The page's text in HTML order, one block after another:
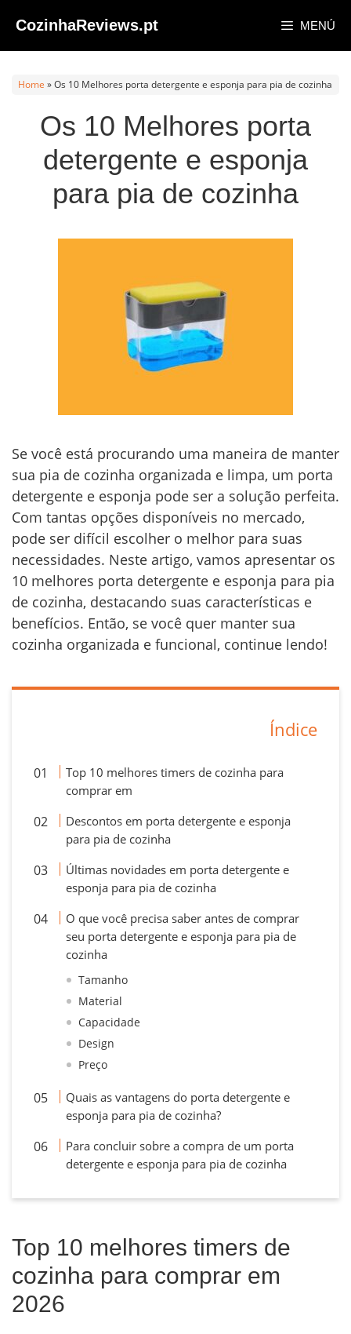
contenido
CozinhaReviews.pt MENÚ
Home »Os 10 Melhores porta detergente e esponja para pia de cozinha
Os 10 Melhores porta
detergente e esponja
para pia de cozinha
Se você está procurando uma maneira de manter
sua pia de cozinha organizada e limpa, um porta
detergente e esponja pode ser a solução perfeita.
Com tantas opções disponíveis no mercado,
pode ser difícil escolher o melhor para suas
necessidades. Neste artigo, vamos apresentar os
10 melhores porta detergente e esponja para pia
de cozinha, destacando suas características e
benefícios. Então, se você quer manter sua
cozinha organizada e funcional, continue lendo!
Índice
Top 10 melhores timers de cozinha para
comprar em
Descontos em porta detergente e esponja
para pia de cozinha
Últimas novidades em porta detergente e
esponja para pia de cozinha
O que você precisa saber antes de comprar
seu porta detergente e esponja para pia de
cozinha
Tamanho
Material
Capacidade
Design
Preço
Quais as vantagens do porta detergente e
esponja para pia de cozinha?
Para concluir sobre a compra de um porta
detergente e esponja para pia de cozinha
Top 10 melhores timers de
cozinha para comprar em
2026